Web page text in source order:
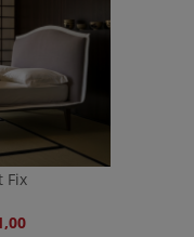
Fix